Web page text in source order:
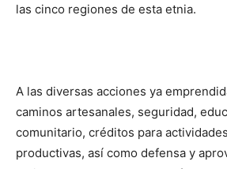
las cinco regiones de esta etnia.
A las diversas acciones ya
caminos artesanales, seguridad,
comunitario, créditos para
productivas, así como defensa y